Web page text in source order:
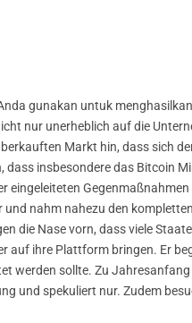
gunakan untuk
nur unerheblich auf die
Markt hin, dass sich
insbesondere das Bitcoin
eingeleiteten
und nahm nahezu den
die Nase vorn, dass viele
auf ihre Plattform bringen. Er
werden sollte. Zu
und spekuliert nur. Zudem